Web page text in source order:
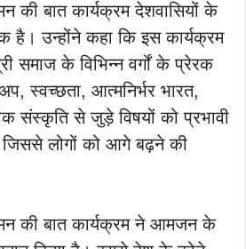
की बात कार्यक्रम देशवासियों के
है। उन्होंने कहा कि इस कार्यक्रम
समाज के विभिन्न वर्गों के प्रेरक
स्वच्छता, आत्मनिर्भर भारत,
संस्कृति से जुड़े विषयों को प्रभावी
लोगों को आगे बढ़ने की
की बात कार्यक्रम ने आमजन के